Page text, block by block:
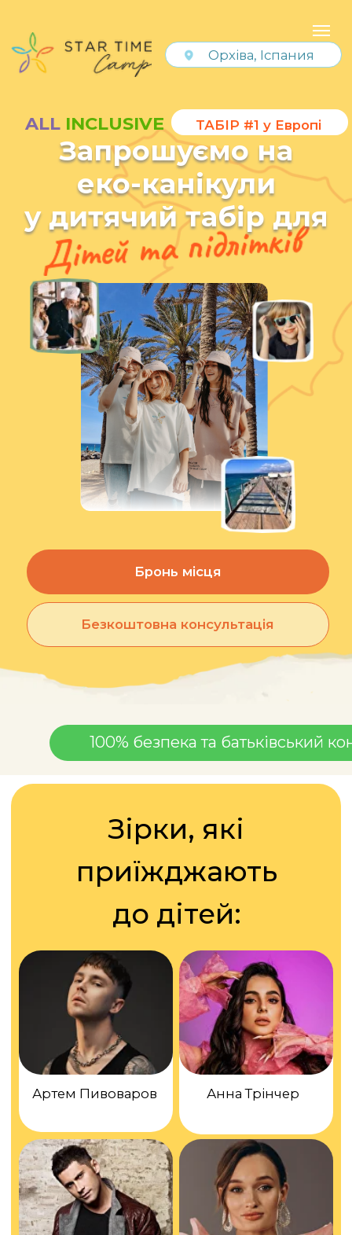
Орхіва, Іспания
Запрошуємо на
еко-канікули
у дитячий табір для
Запрошуємо на
еко-канікули
у дитячий табір для
Бронь місця
Безкоштовна консультація
100% безпека та батьківський
Зірки, які
приїжджають
до дітей:
Діана Глостер
Мішель Андраде Parfeniuk
Alekseev